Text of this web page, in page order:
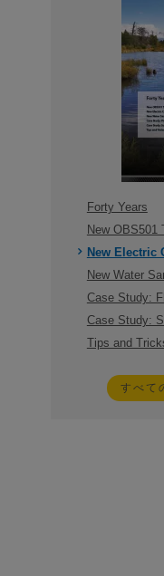
Forty Years
New OBS501
New Electric
New Water
Case Study:
Case Study:
Tips and
すべて